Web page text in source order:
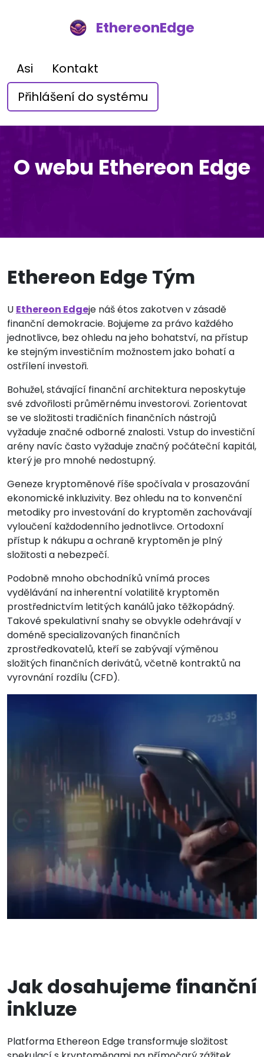
EthereonEdge
Asi
Kontakt
Přihlášení do systému
O webu Ethereon Edge
Ethereon Edge Tým
U Ethereon Edgeje náš étos zakotven v zásadě
finanční demokracie. Bojujeme za právo každého
jednotlivce, bez ohledu na jeho bohatství, na přístup
ke stejným investičním možnostem jako bohatí a
ostřílení investoři.
Bohužel, stávající finanční architektura neposkytuje
své zdvořilosti průměrnému investorovi. Zorientovat
se ve složitosti tradičních finančních nástrojů
vyžaduje značné odborné znalosti. Vstup do investiční
arény navíc často vyžaduje značný počáteční kapitál,
který je pro mnohé nedostupný.
Geneze kryptoměnové říše spočívala v prosazování
ekonomické inkluzivity. Bez ohledu na to konvenční
metodiky pro investování do kryptoměn zachovávají
vyloučení každodenního jednotlivce. Ortodoxní
přístup k nákupu a ochraně kryptoměn je plný
složitosti a nebezpečí.
Podobně mnoho obchodníků vnímá proces
vydělávání na inherentní volatilitě kryptoměn
prostřednictvím letitých kanálů jako těžkopádný.
Takové spekulativní snahy se obvykle odehrávají v
doméně specializovaných finančních
zprostředkovatelů, kteří se zabývají výměnou
složitých finančních derivátů, včetně kontraktů na
vyrovnání rozdílu (CFD).
Jak dosahujeme finanční
inkluze
Platforma Ethereon Edge transformuje složitost